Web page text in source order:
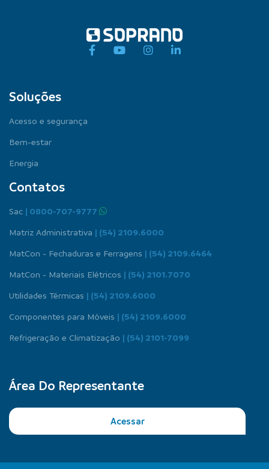
Soluções
Acesso e segurança
Bem-estar
Energia
Contatos
Sac | 0800-707-9777
Matriz Administrativa | (54) 2109.6000
MatCon - Fechaduras e Ferragens | (54) 2109.6464
MatCon - Materiais Elétricos | (54) 2101.7070
Utilidades Térmicas | (54) 2109.6000
Componentes para Móveis | (54) 2109.6000
Refrigeração e Climatização | (54) 2101-7099
Área Do Representante
Acessar